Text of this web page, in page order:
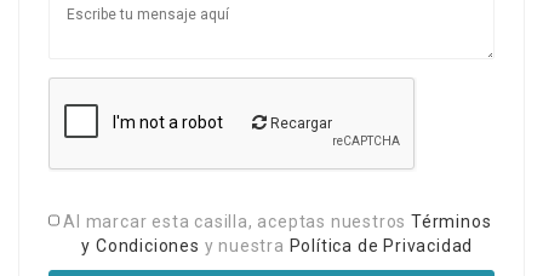
Recargar
Al marcar esta casilla, aceptas nuestros Términos
y Condiciones y nuestra Política de Privacidad